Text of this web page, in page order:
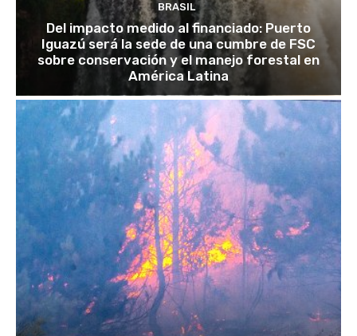
BRASIL
Del impacto medido al financiado: Puerto
Iguazú será la sede de una cumbre de FSC
sobre conservación y el manejo forestal en
América Latina